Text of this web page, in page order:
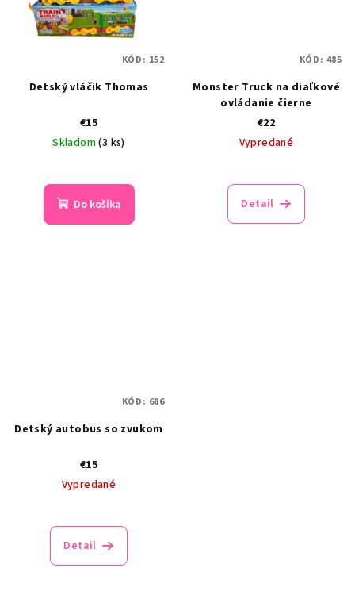
Detský vláčik Thomas
€15
Skladom(3 ks)
Do košíka
KÓD: 152
Monster Truck na diaľkové
ovládanie čierne
€22
Vypredané
Detail
KÓD: 485
Detský autobus so zvukom
€15
Vypredané
Detail
KÓD: 686